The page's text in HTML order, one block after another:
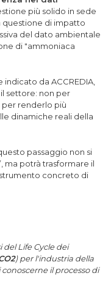
più solido in sede
questione di impatto
del dato ambientale
di "ammoniaca
indicato da ACCREDIA,
settore: non per
renderlo più
dinamiche reali della
passaggio non si
ma potrà trasformare il
concreto di
Life Cycle dei
) per l'industria della
il processo di